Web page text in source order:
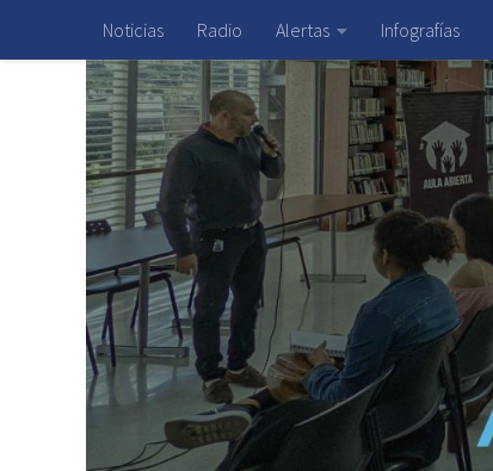
Saltar al contenido
Noticias Radio Alertas Infografías